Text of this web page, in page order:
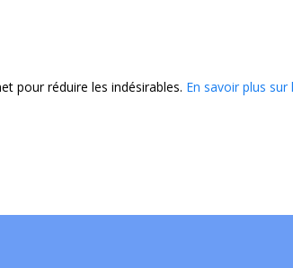
pour réduire les indésirables. En savoir plus